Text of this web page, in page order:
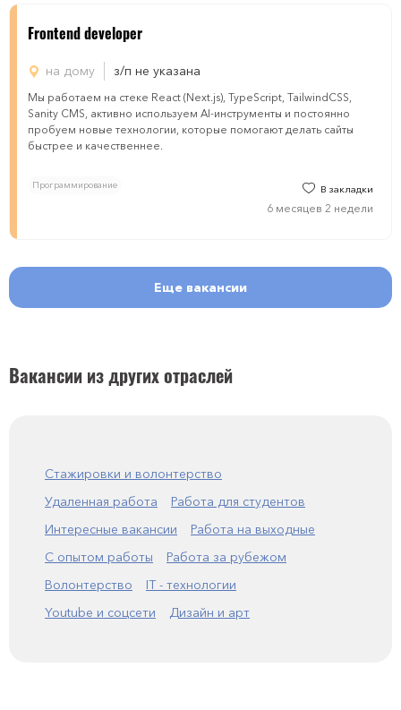
Frontend developer
на дому з/п не указана
Мы работаем на стеке React (Next.js), TypeScript, TailwindCSS,
Sanity CMS, активно используем AI-инструменты и постоянно
пробуем новые технологии, которые помогают делать сайты
быстрее и качественнее.
Программирование В закладки
6 месяцев 2 недели
Еще вакансии
Вакансии из других отраслей
Стажировки и волонтерство
Удаленная работа
Работа для студентов
Интересные вакансии
Работа на выходные
С опытом работы
Работа за рубежом
Волонтерство
IT - технологии
Youtube и соцсети
Дизайн и арт